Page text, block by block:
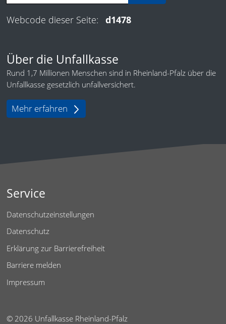
Webcode dieser Seite: d1478
Über die Unfallkasse
Rund 1,7 Millionen Menschen sind in Rheinland-Pfalz über die
Unfallkasse gesetzlich unfallversichert.
Mehr erfahren
Service
Datenschutzeinstellungen
Datenschutz
Erklärung zur Barrierefreiheit
Barriere melden
Impressum
© 2026 Unfallkasse Rheinland-Pfalz